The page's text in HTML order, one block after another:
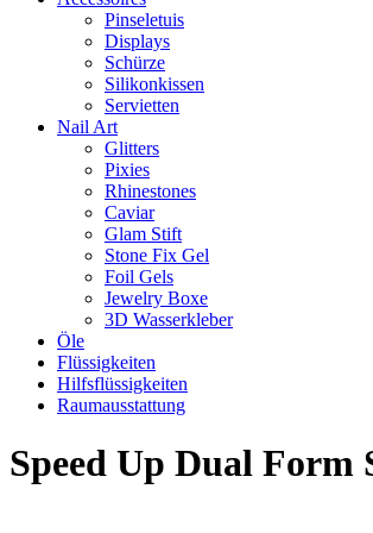
Pinseletuis
Displays
Schürze
Silikonkissen
Servietten
Nail Art
Glitters
Pixies
Rhinestones
Caviar
Glam Stift
Stone Fix Gel
Foil Gels
Jewelry Boxe
3D Wasserkleber
Öle
Flüssigkeiten
Hilfsflüssigkeiten
Raumausstattung
Speed Up Dual Form